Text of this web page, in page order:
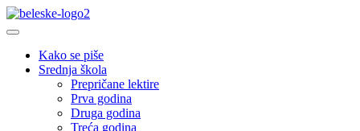
Kako se piše
Srednja škola
Prepričane lektire
Prva godina
Druga godina
Treća godina